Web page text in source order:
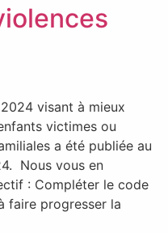
visant à mieux
victimes ou
a été publiée au
Nous vous en
: Compléter le code
faire progresser la